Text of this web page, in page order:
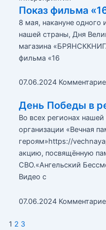
Показ фильма
8 мая, накануне одного
нашей страны, Дня
магазина
фильма «16
07.06.2024
День Победы в
Во всех регионах
организации «Вечная
героям»https://
акцию, посвящённую
СВО.«Ангельский
Видео с
07.06.2024
1 2 3